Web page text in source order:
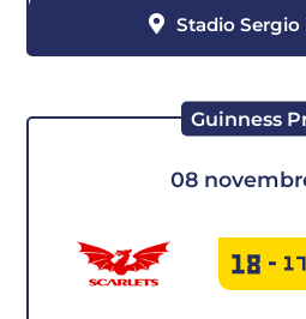
Stadio Sergio
08
Guinness
18 - 17